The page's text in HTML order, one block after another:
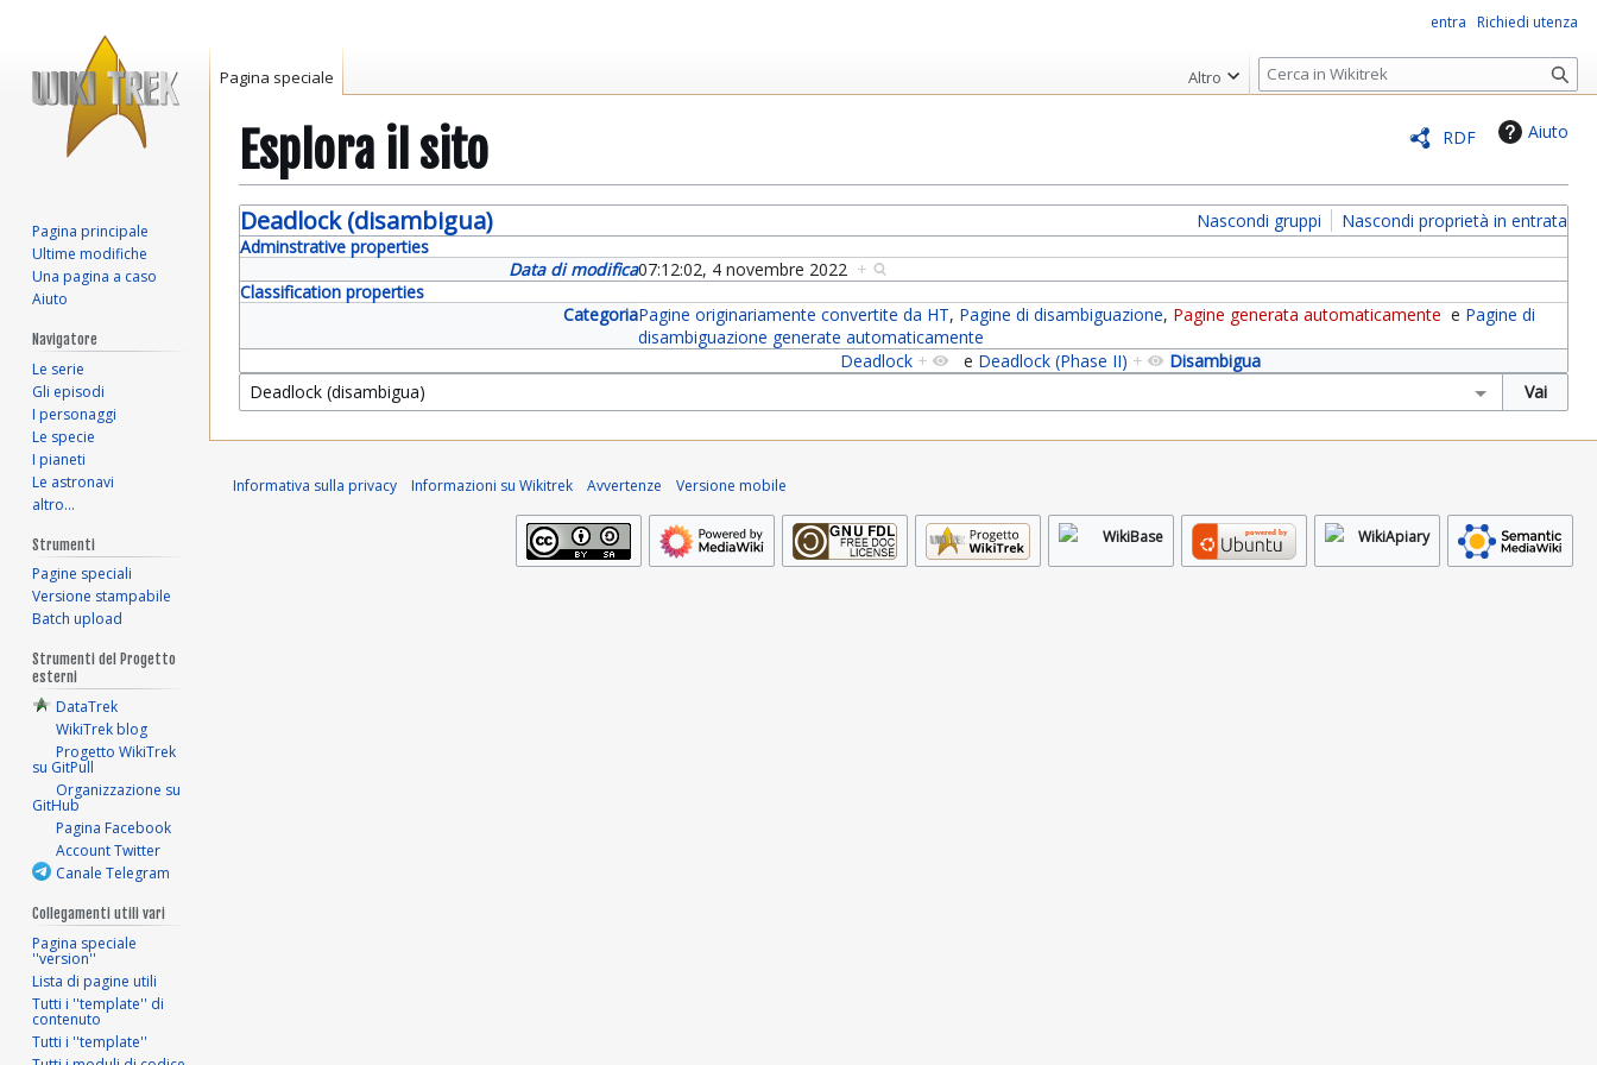
RDF Aiuto
Esplora il sito
Vai
alla
Vai
alla
Deadlock (disambigua) Nascondi gruppi
Nascondi proprietà in entrata
Adminstrative properties
Data di modifica07:12:02, 4 novembre 2022 +
Classification properties
CategoriaPagine originariamente convertite da HT, Pagine di disambiguazione, Pagine generata automaticamente e Pagine di
disambiguazione generate automaticamente
Disambigua
Deadlock + e Deadlock (Phase II) +
entra Richiedi utenza
Pagina speciale Altro
R
i
r
c
a
Pagina principale
Ultime modifiche
Una pagina a caso
Aiuto
Navigatore
Le serie
Gli episodi
I personaggi
Le specie
I pianeti
Le astronavi
altro…
Strumenti
Pagine speciali
Versione stampabile
Batch upload
Strumenti del Progetto
esterni
DataTrek
WikiTrek blog
Progetto WikiTrek
su GitPull
Organizzazione su
GitHub
Pagina Facebook
Account Twitter
Canale Telegram
Collegamenti utili vari
Pagina speciale
''version''
Lista di pagine utili
Tutti i ''template'' di
contenuto
Tutti i ''template''
Informativa sulla privacy Informazioni su Wikitrek Avvertenze Versione mobile